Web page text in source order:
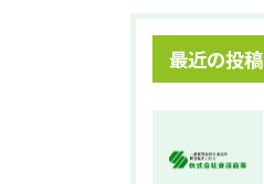
最近の投稿